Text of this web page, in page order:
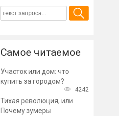
Самое читаемое
Участок или дом: что
купить за городом?
4242
Тихая революция, или
Почему зумеры